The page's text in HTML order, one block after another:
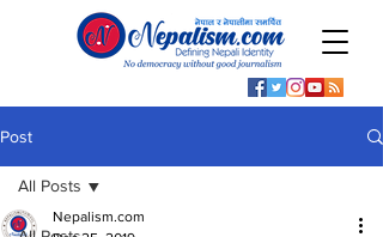
Post
All Posts
Nepalism.com